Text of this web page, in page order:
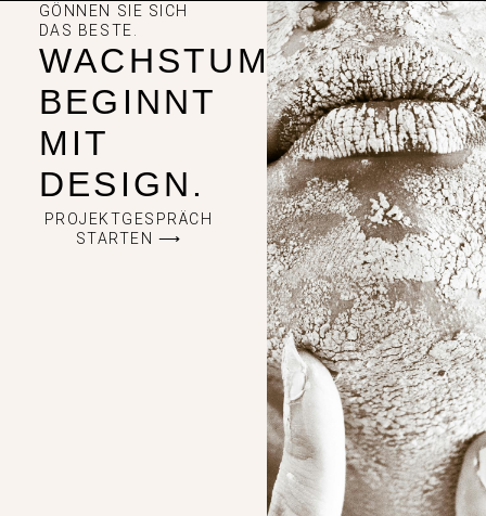
GÖNNEN SIE SICH
DAS BESTE.
WACHSTUM
BEGINNT
MIT
DESIGN.
PROJEKTGESPRÄCH
STARTEN ⟶